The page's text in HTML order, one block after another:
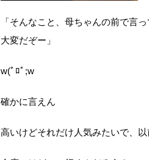
「そんなこと、母ちゃんの前で言
大変だぞー」
w(ﾟﾛﾟ;w
確かに言えん
高いけどそれだけ人気みたいで、